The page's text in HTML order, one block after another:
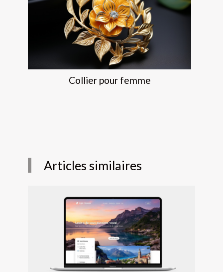
Collier pour femme
Articles similaires